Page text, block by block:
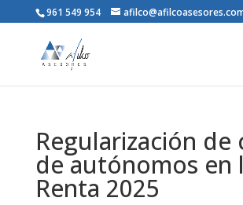
961 549 954
Regularización de
de autónomos en
Renta 2025